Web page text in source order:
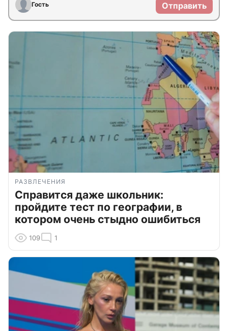
Гость Отправить
РАЗВЛЕЧЕНИЯ
Справится даже школьник:
пройдите тест по географии, в
котором очень стыдно ошибиться
109 1